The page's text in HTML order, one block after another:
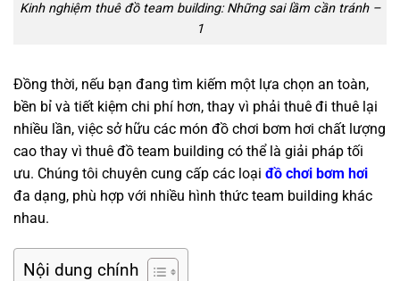
Kinh nghiệm thuê đồ team building: Những sai lầm cần tránh –
1
Đồng thời, nếu bạn đang tìm kiếm một lựa chọn an toàn,
bền bỉ và tiết kiệm chi phí hơn, thay vì phải thuê đi thuê lại
nhiều lần, việc sở hữu các món đồ chơi bơm hơi chất lượng
cao thay vì thuê đồ team building có thể là giải pháp tối
ưu. Chúng tôi chuyên cung cấp các loại đồ chơi bơm hơi
đa dạng, phù hợp với nhiều hình thức team building khác
nhau.
Nội dung chính